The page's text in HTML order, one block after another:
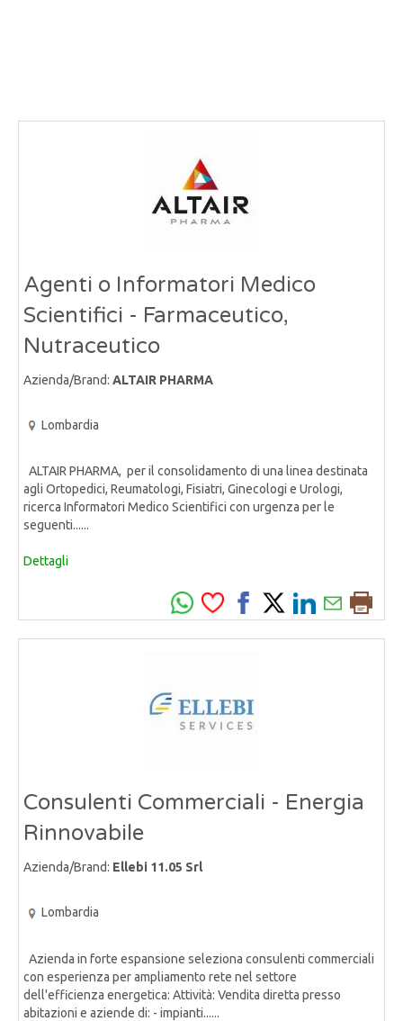
Agenti o Informatori Medico
Scientifici - Farmaceutico,
Nutraceutico
Azienda/Brand: ALTAIR PHARMA
Lombardia
ALTAIR PHARMA, per il consolidamento di una linea destinata
agli Ortopedici, Reumatologi, Fisiatri, Ginecologi e Urologi,
ricerca Informatori Medico Scientifici con urgenza per le
seguenti......
Dettagli
Consulenti Commerciali - Energia
Rinnovabile
Azienda/Brand: Ellebi 11.05 Srl
Lombardia
Azienda in forte espansione seleziona consulenti commerciali
con esperienza per ampliamento rete nel settore
dell'efficienza energetica: Attività: Vendita diretta presso
abitazioni e aziende di: - impianti......